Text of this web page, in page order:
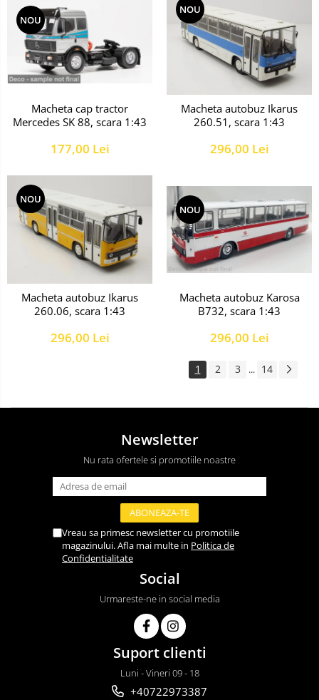
NOU
Macheta cap tractor
Mercedes SK 88, scara 1:43
177,00 Lei
NOU
Macheta autobuz Ikarus
260.51, scara 1:43
296,00 Lei
NOU
Macheta autobuz Ikarus
260.06, scara 1:43
296,00 Lei
NOU
Macheta autobuz Karosa
B732, scara 1:43
296,00 Lei
1 2 3 ... 14
Newsletter
Nu rata ofertele si promotiile noastre
Vreau sa primesc newsletter cu promotiile
magazinului. Afla mai multe in Politica de
Confidentialitate
Social
Urmareste-ne in social media
Suport clienti
Luni - Vineri 09 - 18
+40722973387